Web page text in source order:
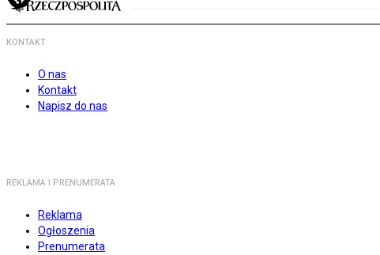
KONTAKT
O nas
Kontakt
Napisz do nas
REKLAMA I PRENUMERATA
Reklama
Ogłoszenia
Prenumerata